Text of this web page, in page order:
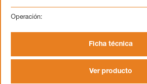
Operación:
Ficha técnica
Ver producto